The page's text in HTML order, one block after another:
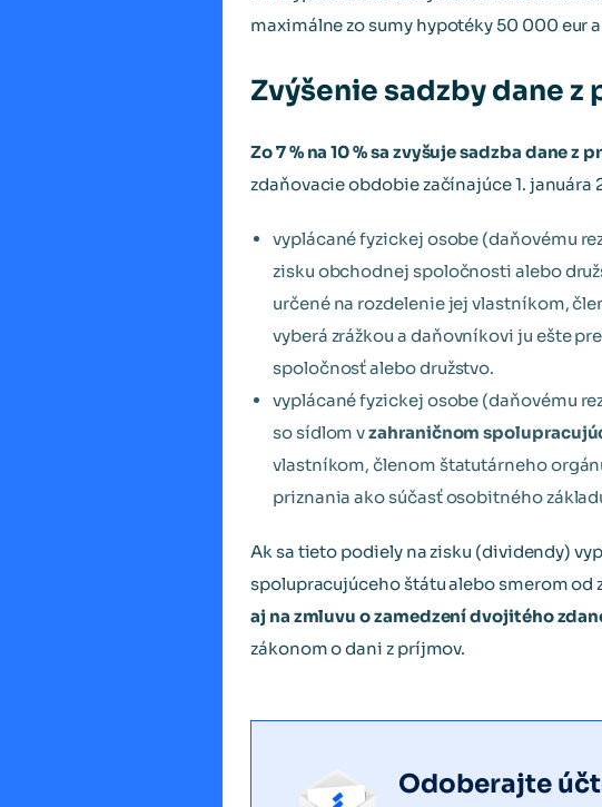
maximálne zo sumy hypotéky 50 000 eur
Zvýšenie sadzby dane
Zo 7 % na 10 % sa zvyšuje sadzba dane
zdaňovacie obdobie začínajúce 1. januára
vyplácané fyzickej osobe (daňovému
zisku obchodnej spoločnosti alebo
určené na rozdelenie jej vlastníkom,
vyberá zrážkou a daňovníkovi ju ešte
spoločnosť alebo družstvo.
vyplácané fyzickej osobe (daňovému
so sídlom vzahraničnom
vlastníkom, členom štatutárneho
priznania ako súčasť osobitného
Ak sa tieto podiely na zisku (dividendy)
spolupracujúceho štátu alebo smerom
aj na zmluvu o zamedzení dvojitého
zákonom o dani z príjmov.
Odoberajte